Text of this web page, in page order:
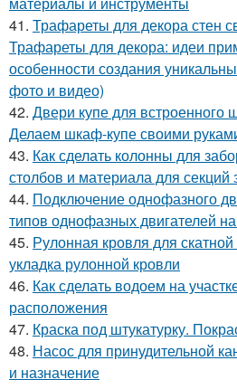
41. Трафареты для декора стен
Трафареты для декора: идеи
особенности создания
фото и видео)
42. Двери купе для встроенного
Делаем шкаф-купе своими
43. Как сделать колонны для
столбов и материала для секций
44. Подключение однофазного
типов однофазных двигателей
45. Рулонная кровля для
укладка рулонной кровли
46. Как сделать водоем на
расположения
47. Краска под штукатурку.
48. Насос для принудительной
и назначение